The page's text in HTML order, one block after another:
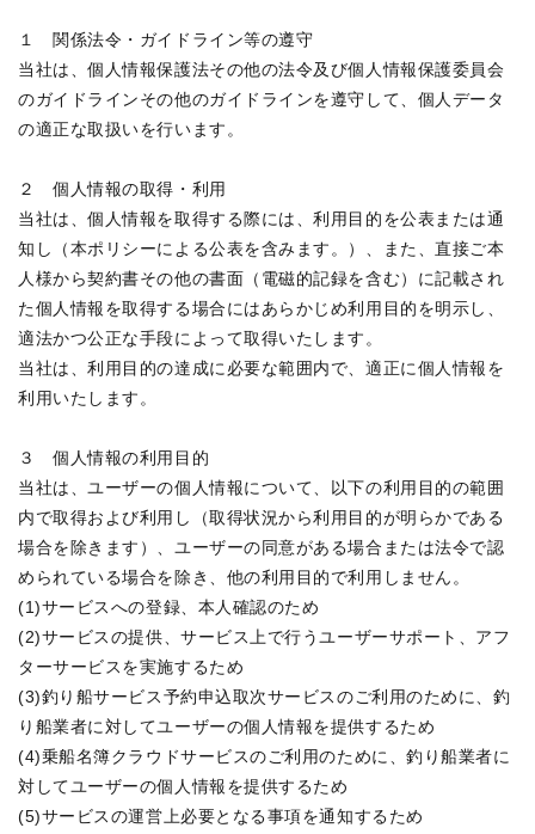
１　関係法令・ガイドライン等の遵守
当社は、個人情報保護法その他の法令及び個人情報保護委員会
のガイドラインその他のガイドラインを遵守して、個人データ
の適正な取扱いを行います。
２　個人情報の取得・利用
当社は、個人情報を取得する際には、利用目的を公表または通
知し（本ポリシーによる公表を含みます。）、また、直接ご本
人様から契約書その他の書面（電磁的記録を含む）に記載され
た個人情報を取得する場合にはあらかじめ利用目的を明示し、
適法かつ公正な手段によって取得いたします。
当社は、利用目的の達成に必要な範囲内で、適正に個人情報を
利用いたします。
３　個人情報の利用目的
当社は、ユーザーの個人情報について、以下の利用目的の範囲
内で取得および利用し（取得状況から利用目的が明らかである
場合を除きます）、ユーザーの同意がある場合または法令で認
められている場合を除き、他の利用目的で利用しません。
(1)サービスへの登録、本人確認のため
(2)サービスの提供、サービス上で行うユーザーサポート、アフ
ターサービスを実施するため
(3)釣り船サービス予約申込取次サービスのご利用のために、釣
り船業者に対してユーザーの個人情報を提供するため
(4)乗船名簿クラウドサービスのご利用のために、釣り船業者に
対してユーザーの個人情報を提供するため
(5)サービスの運営上必要となる事項を通知するため